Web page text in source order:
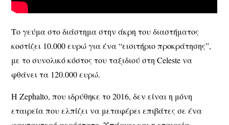
Το γεύμα στο διάστημα στην άκρη του διαστήματος
κοστίζει 10.000 ευρώ για ένα “εισιτήριο προκράτησης”,
με το συνολικό κόστος του ταξιδιού στη Celeste να
φθάνει τα 120.000 ευρώ.
Η Zephalto, που ιδρύθηκε το 2016, δεν είναι η μόνη
εταιρεία που ελπίζει να μεταφέρει επιβάτες σε ένα